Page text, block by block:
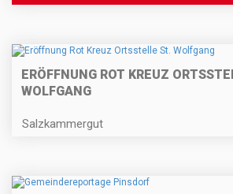
ERÖFFNUNG ROT KREUZ
WOLFGANG
Salzkammergut